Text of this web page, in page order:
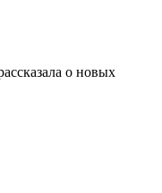
о новых